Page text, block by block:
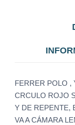
FERRER POLO ,
CRCULO ROJO
Y DE REPENTE,
VA A CÁMARA